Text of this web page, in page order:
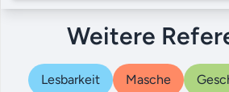
Weitere
Lesbarkeit Masche